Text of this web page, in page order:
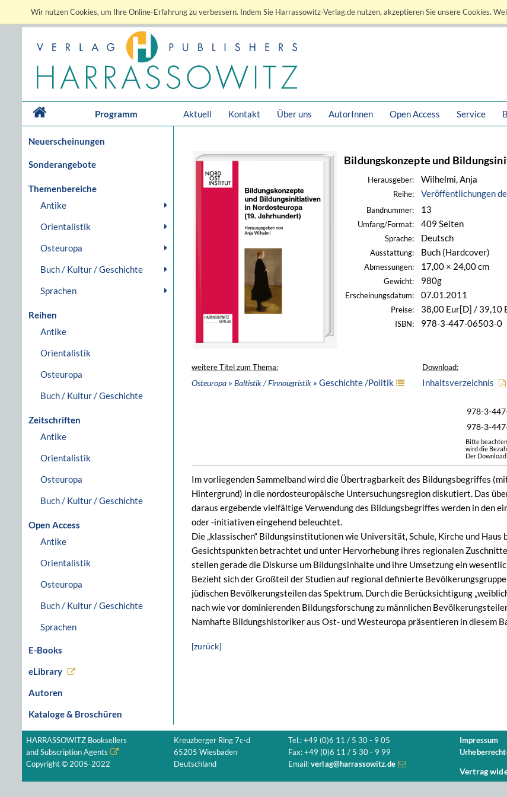
Wir nutzen Cookies, um Ihre Online-Erfahrung zu verbessern. Indem Sie Harrassowitz-Verlag.de nutzen, akzeptieren Sie unsere Cookies.
Programm Aktuell Kontakt Über uns AutorInnen Open Access Service
Neuerscheinungen
Sonderangebote
Themenbereiche
Antike
Orientalistik
Osteuropa
Buch / Kultur / Geschichte
Sprachen
Reihen
Antike
Orientalistik
Osteuropa
Buch / Kultur / Geschichte
Zeitschriften
Antike
Orientalistik
Osteuropa
Buch / Kultur / Geschichte
Open Access
Antike
Orientalistik
Osteuropa
Buch / Kultur / Geschichte
Sprachen
E-Books
eLibrary
Autoren
Kataloge & Broschüren
Bildungskonzepte und
Herausgeber: Wilhelmi, Anja
Reihe: Veröffentlichungen
Bandnummer: 13
Umfang/Format: 409 Seiten
Sprache: Deutsch
Ausstattung: Buch (Hardcover)
Abmessungen: 17,00 × 24,00 cm
Gewicht: 980g
Erscheinungsdatum: 07.01.2011
Preise: 38,00 Eur[D] / 39,10
ISBN: 978-3-447-06503-0
weitere Titel zum Thema:
Osteuropa » Baltistik / Finnougristik » Geschichte /Politik
Download:
Inhaltsverzeichnis
978-3-
978-3-
Bitte
wird die
Der
Im vorliegenden Sammelband wird die Übertragbarkeit des Bildungsbegriffes
Hintergrund) in die nordosteuropäische Untersuchungsregion diskutiert. Das
daraus ergebende vielfältige Verwendung des Bildungsbegriffes werden in den
oder -initiativen eingehend beleuchtet.
Die „klassischen“ Bildungsinstitutionen wie Universität, Schule, Kirche und
Gesichtspunkten betrachtet und unter Hervorhebung ihres regionalen
stellen gerade die Diskurse um Bildungsinhalte und ihre Umsetzung ein
Bezieht sich der Großteil der Studien auf regional definierte
jüdischen Bevölkerungsteilen das Spektrum. Durch die Berücksichtigung
nach wie vor dominierenden Bildungsforschung zu männlichen
Namhafte Bildungshistoriker aus Ost- und Westeuropa präsentieren in diesem
[zurück]
HARRASSOWITZ Booksellers
and Subscription Agents
Copyright © 2005-2022
Kreuzberger Ring 7c-d
65205 Wiesbaden
Deutschland
Tel.: +49 (0)6 11 / 5 30 - 9 05
Fax: +49 (0)6 11 / 5 30 - 9 99
Email: verlag@harrassowitz.de
Impressum
Vertrag